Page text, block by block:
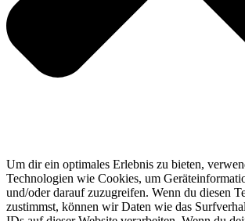
Um dir ein optimales Erlebnis zu bieten,
Technologien wie Cookies, um
und/oder darauf zuzugreifen. Wenn du diesen
zustimmst, können wir Daten wie das